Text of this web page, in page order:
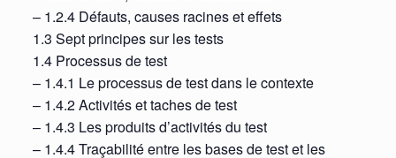
– 1.2.4 Défauts, causes racines et effets
1.3 Sept principes sur les tests
1.4 Processus de test
– 1.4.1 Le processus de test dans le contexte
– 1.4.2 Activités et taches de test
– 1.4.3 Les produits d’activités du test
– 1.4.4 Traçabilité entre les bases de test et les